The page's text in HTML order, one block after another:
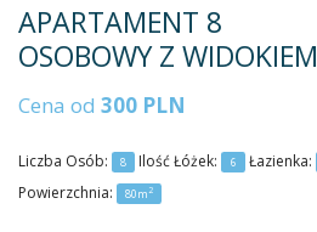
APARTAMENT 8
OSOBOWY Z
Cena od 300 PLN
Liczba Osób: 8 Ilość Łóżek: 6 Łazienka:
Powierzchnia: 80m2